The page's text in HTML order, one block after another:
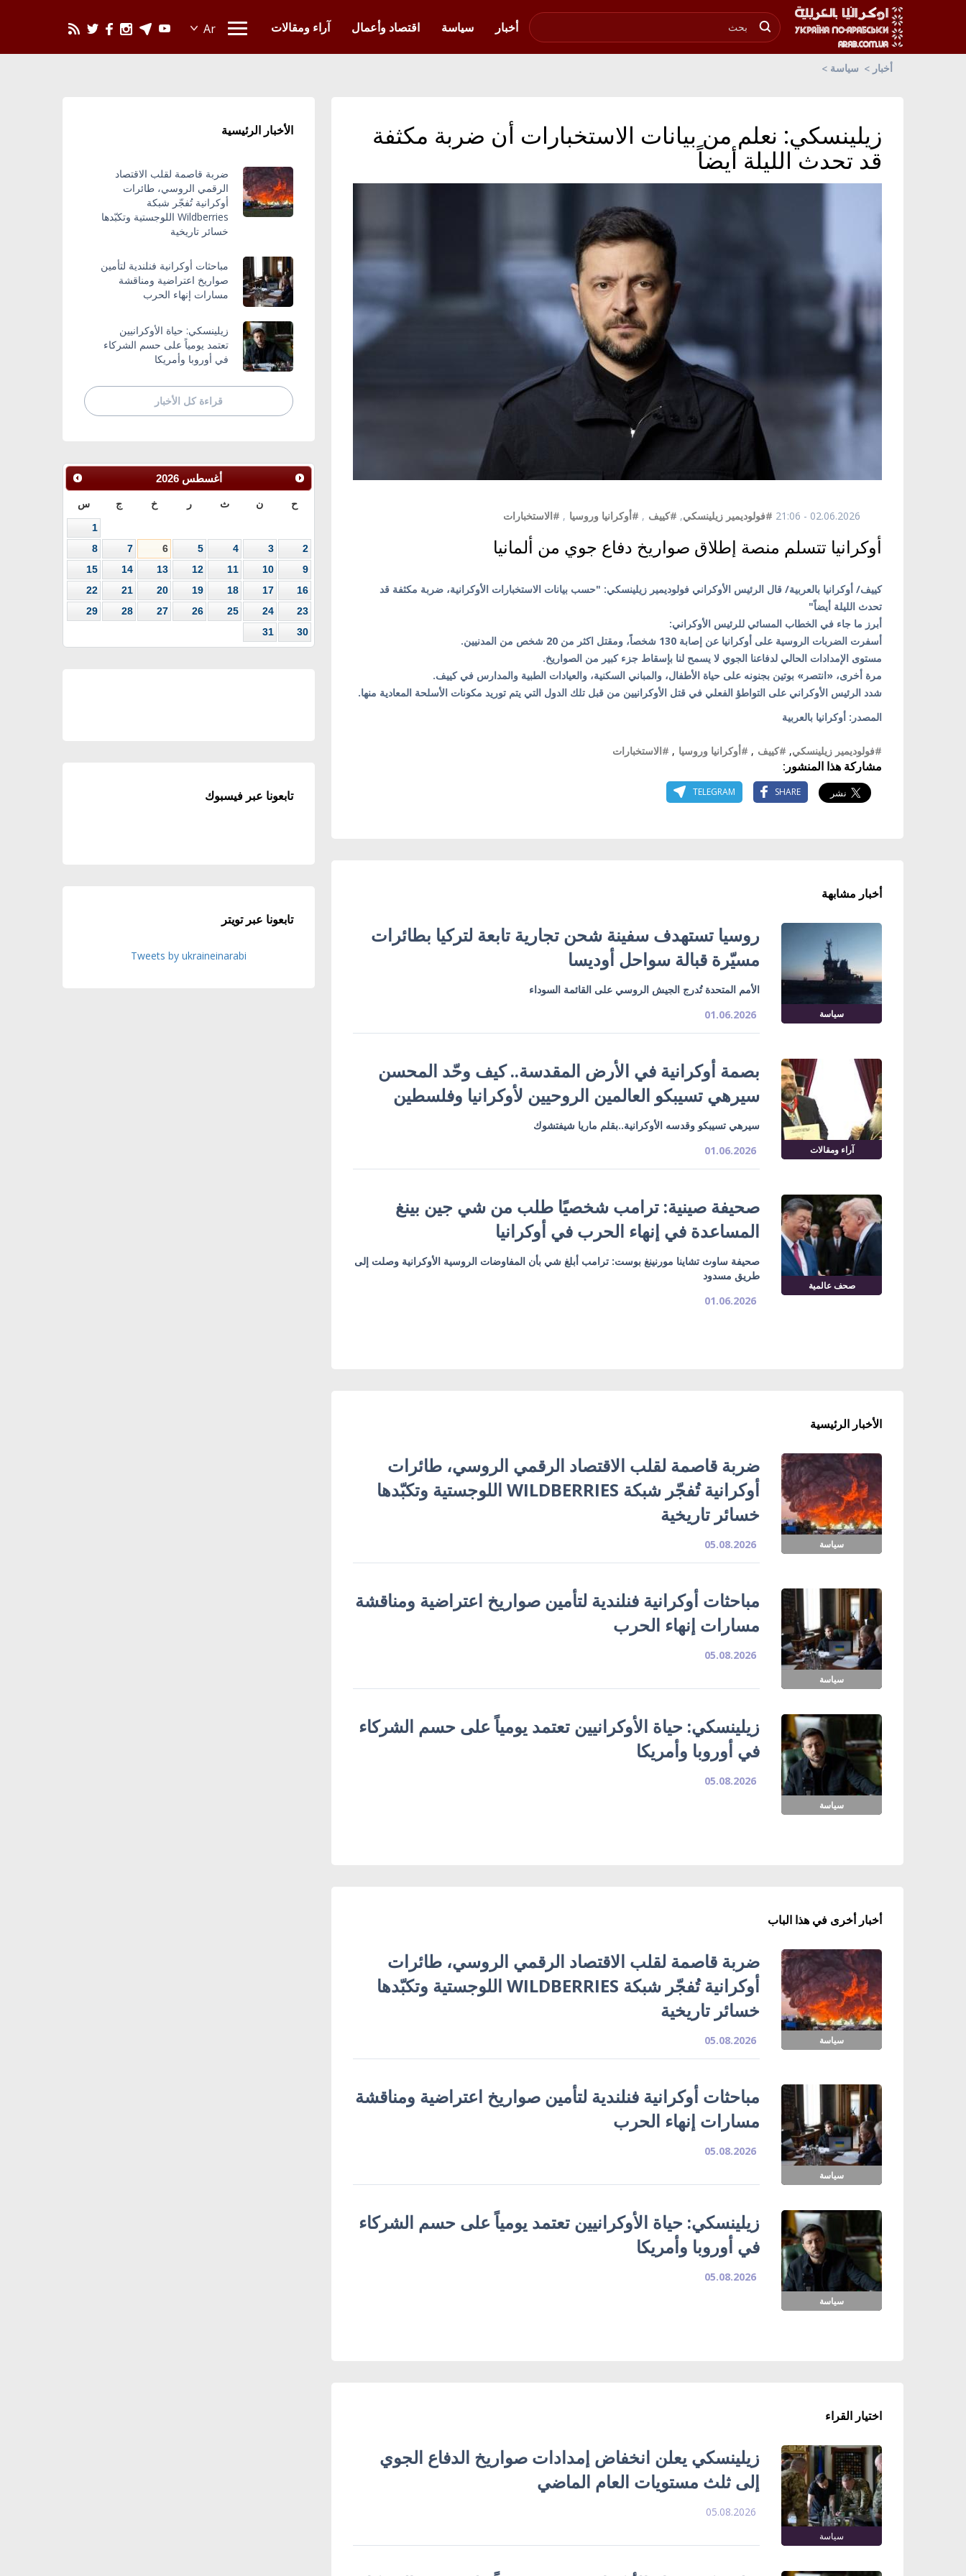
أخبار
سياسة اقتصاد وأعمال آراء ومقالات
أخبار سياسة
زيلينسكي: نعلم من بيانات الاستخبارات أن ضربة مكثفة
قد تحدث الليلة أيضاً
02.06.2026 - 21:06 #فولوديمير زيلينسكي, #كييف , #أوكرانيا وروسيا , #الاستخبارات
أوكرانيا تتسلم منصة إطلاق صواريخ دفاع جوي من ألمانيا
كييف/ أوكرانيا بالعربية/ قال الرئيس الأوكراني فولوديمير زيلينسكي: "حسب بيانات الاستخبارات الأوكرانية، ضربة مكثفة قد
تحدث الليلة أيضاً"
أبرز ما جاء في الخطاب المسائي للرئيس الأوكراني:
أسفرت الضربات الروسية على أوكرانيا عن إصابة 130 شخصاً، ومقتل اكثر من 20 شخص من المدنيين.
مستوى الإمدادات الحالي لدفاعنا الجوي لا يسمح لنا بإسقاط جزء كبير من الصواريخ.
مرة أخرى، «انتصر» بوتين بجنونه على حياة الأطفال، والمباني السكنية، والعيادات الطبية والمدارس في كييف.
شدد الرئيس الأوكراني على التواطؤ الفعلي في قتل الأوكرانيين من قبل تلك الدول التي يتم توريد مكونات الأسلحة المعادية منها.
المصدر: أوكرانيا بالعربية
#فولوديمير زيلينسكي, #كييف , #أوكرانيا وروسيا , #الاستخبارات
مشاركة هذا المنشور:
SHARE
TELEGRAM
أخبار مشابهة
سياسة
روسيا تستهدف سفينة شحن تجارية تابعة لتركيا بطائرات
مسيّرة قبالة سواحل أوديسا
الأمم المتحدة تُدرج الجيش الروسي على القائمة السوداء
01.06.2026
آراء ومقالات
بصمة أوكرانية في الأرض المقدسة.. كيف وحّد المحسن
سيرهي تسيبكو العالمين الروحيين لأوكرانيا وفلسطين
سيرهي تسيبكو وقدسه الأوكرانية..بقلم ماريا شيفتشوك
01.06.2026
صحف عالمية
صحيفة صينية: ترامب شخصيًا طلب من شي جين بينغ
المساعدة في إنهاء الحرب في أوكرانيا
صحيفة ساوث تشاينا مورنينغ بوست: ترامب أبلغ شي بأن المفاوضات الروسية الأوكرانية وصلت إلى
طريق مسدود
01.06.2026
الأخبار الرئيسية
سياسة
ضربة قاصمة لقلب الاقتصاد الرقمي الروسي، طائرات
أوكرانية تُفجّر شبكة WILDBERRIES اللوجستية وتكبّدها
خسائر تاريخية
05.08.2026
سياسة
مباحثات أوكرانية فنلندية لتأمين صواريخ اعتراضية ومناقشة
مسارات إنهاء الحرب
05.08.2026
سياسة
زيلينسكي: حياة الأوكرانيين تعتمد يومياً على حسم الشركاء
في أوروبا وأمريكا
05.08.2026
أخبار أخرى في هذا الباب
سياسة
ضربة قاصمة لقلب الاقتصاد الرقمي الروسي، طائرات
أوكرانية تُفجّر شبكة WILDBERRIES اللوجستية وتكبّدها
خسائر تاريخية
05.08.2026
سياسة
مباحثات أوكرانية فنلندية لتأمين صواريخ اعتراضية ومناقشة
مسارات إنهاء الحرب
05.08.2026
سياسة
زيلينسكي: حياة الأوكرانيين تعتمد يومياً على حسم الشركاء
في أوروبا وأمريكا
05.08.2026
اختيار القراء
سياسة
زيلينسكي يعلن انخفاض إمدادات صواريخ الدفاع الجوي
إلى ثلث مستويات العام الماضي
05.08.2026
الأخبار الرئيسية
ضربة قاصمة لقلب الاقتصاد
الرقمي الروسي، طائرات
أوكرانية تُفجّر شبكة
Wildberries اللوجستية وتكبّدها
خسائر تاريخية
مباحثات أوكرانية فنلندية لتأمين
صواريخ اعتراضية ومناقشة
مسارات إنهاء الحرب
زيلينسكي: حياة الأوكرانيين
تعتمد يومياً على حسم الشركاء
في أوروبا وأمريكا
قراءة كل الأخبار
أغسطس 2026
ح ن ث ر خ ج س
1
2
3
4
5
6
7
8
9
10
11
12
13
14
15
16
17
18
19
20
21
22
23
24
25
26
27
28
29
30
31
تابعونا عبر فيسبوك
تابعونا عبر تويتر
Tweets by ukraineinarabi